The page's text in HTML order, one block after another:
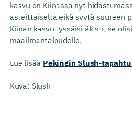
kasvu on Kiinassa nyt
asteittaiselta eikä syytä suureen
Kiinan kasvu tyssäisi äkisti, se
maailmantaloudelle.
Lue lisää Pekingin Slush-
Kuva: Slush